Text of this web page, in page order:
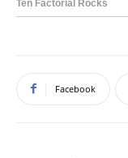
Facebook